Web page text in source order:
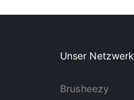
Unser Netzwerk
Brusheezy